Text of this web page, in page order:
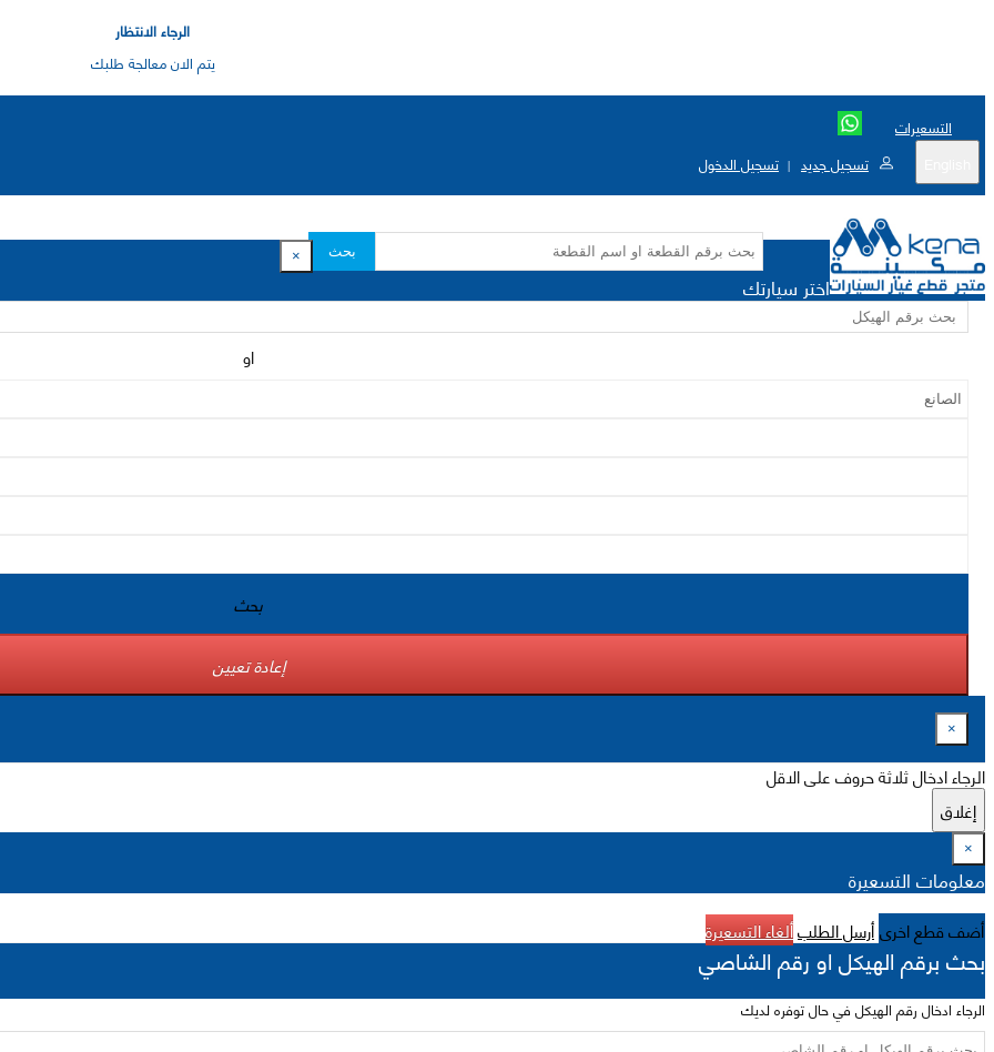
الرجاء الانتظار
يتم الان معالجة طلبك
التسعيرات
تسجيل جديد | تسجيل الدخول
بحث ×
اختر سيارتك
او
بحث
إعادة تعيين
×
الرجاء ادخال ثلاثة حروف على الاقل
إغلاق
×
معلومات التسعيرة
أضف قطع اخرىأرسل الطلبألغاء التسعيرة
بحث برقم الهيكل او رقم الشاصي
الرجاء ادخال رقم الهيكل في حال توفره لديك